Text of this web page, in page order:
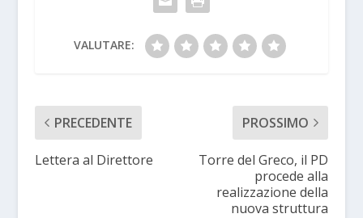
VALUTARE:
PRECEDENTE
Lettera al Direttore
PROSSIMO
Torre del Greco, il PD
procede alla
realizzazione della
nuova struttura